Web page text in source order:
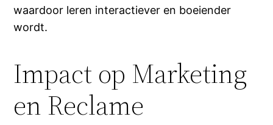
waardoor leren interactiever en boeiender
wordt.
Impact op Marketing
en Reclame